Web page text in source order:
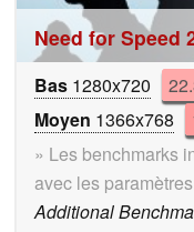
Need for Speed
Bas 1280x720
Moyen 1366x768
» Les benchmarks
avec les
Additional